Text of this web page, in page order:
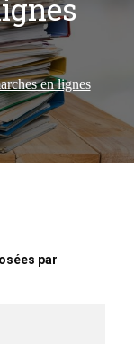
en lignes
par